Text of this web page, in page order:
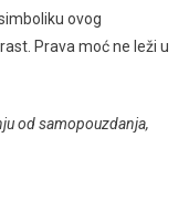
ovog
Prava moć ne leži u
od samopouzdanja,